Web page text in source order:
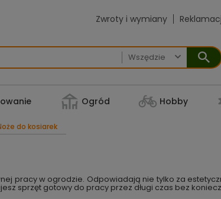
Zwroty i wymiany

Ogród Hobby
do kosiarek
pracy w ogrodzie. Odpowiadają nie tylko za
sprzęt gotowy do pracy przez długi czas bez